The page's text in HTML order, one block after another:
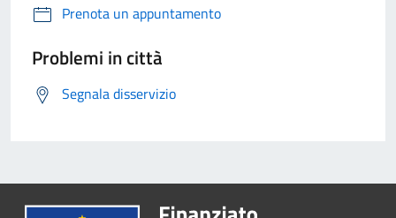
Prenota un appuntamento
Problemi in città
Segnala disservizio